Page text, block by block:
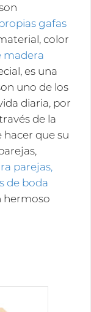
gafas
color
madera
es una
uno de los
diaria, por
de la
que su
parejas,
de boda
hermoso